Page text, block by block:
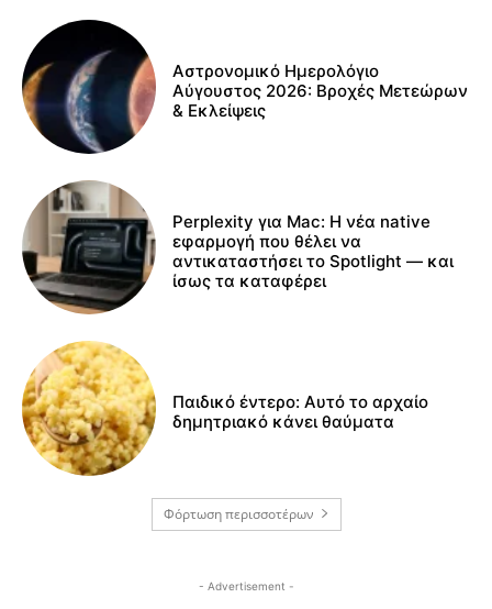
Αστρονομικό Ημερολόγιο
Αύγουστος 2026: Βροχές Μετεώρων
& Εκλείψεις
Perplexity για Mac: Η νέα native
εφαρμογή που θέλει να
αντικαταστήσει το Spotlight — και
ίσως τα καταφέρει
Παιδικό έντερο: Αυτό το αρχαίο
δημητριακό κάνει θαύματα
Φόρτωση περισσοτέρων
- Advertisement -